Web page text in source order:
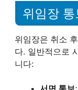
위임장 통
위임장은 취소
다. 일반적으로
니다: